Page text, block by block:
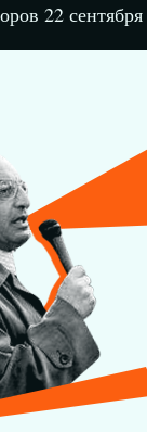
22 сентября